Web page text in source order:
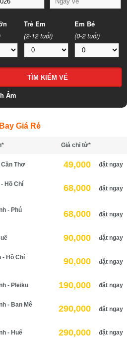
Trẻ Em
(2-12 tuổi)
Em Bé
(0-2 tuổi)
Âm
Giá Rẻ
Giá chỉ từ*
Thơ 49,000 đặt ngay
Hồ Chí
68,000 đặt ngay
- Phú
68,000 đặt ngay
90,000 đặt ngay
Hồ Chí
90,000 đặt ngay
- Pleiku 190,000 đặt ngay
- Ban Mê
290,000 đặt ngay
- Huế 290,000 đặt ngay